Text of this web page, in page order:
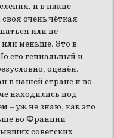
и в плане
очень чёткая
или не
меньше. Это в
его гениальный и
оценён.
в нашей стране и во
находились под
– уж не знаю, как это
во Франции
советских